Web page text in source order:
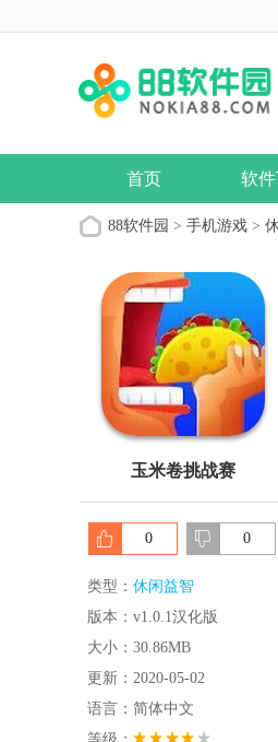
首页 软
88软件园 > 手机游戏 >
玉米卷挑战赛
0 0
类型： 休闲益智
版本：v1.0.1汉化版
大小：30.86MB
更新：2020-05-02
语言：简体中文